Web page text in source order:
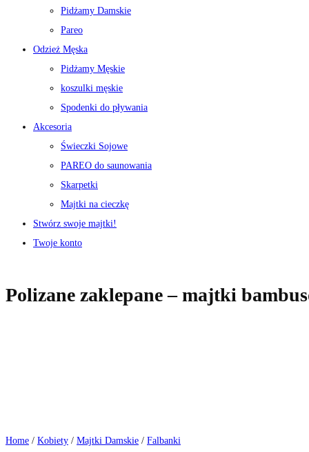
Pidżamy Damskie
Pareo
Odzież Męska
Pidżamy Męskie
koszulki męskie
Spodenki do pływania
Akcesoria
Świeczki Sojowe
PAREO do saunowania
Skarpetki
Majtki na cieczkę
Stwórz swoje majtki!
Twoje konto
Polizane zaklepane – majtki
Home / Kobiety / Majtki Damskie / Falbanki